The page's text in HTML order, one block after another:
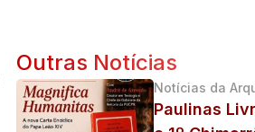
Outras Notícias
Notícias da
Paulinas